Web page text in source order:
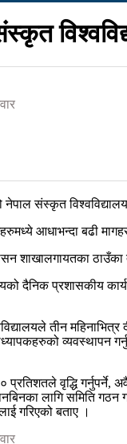
संस्कृत
आधाभन्दा बढी
शाखालगायतका ठाउँका
दैनिक प्रशासकीय
तीन महिनाभित्र
व्यवस्थापन
प्रतिशतले वृद्धि गर्नुपर्ने,
लागि समिति
गरिएको बताए ।